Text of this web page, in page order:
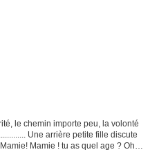
le chemin importe peu, la volonté
Une arrière petite fille discute
Mamie ! tu as quel age ? Oh